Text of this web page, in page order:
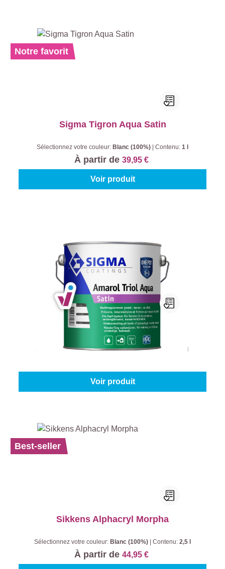
Notre favorit
Sigma Tigron Aqua Satin
Sélectionnez votre couleur: Blanc (100%) Contenu: 1 l
À partir de 39,95 €
Voir produit
Sigma Amarol Triol Aqua Satin
Sélectionnez votre couleur:Blanc (100%)| Contenu:
Voir produit
Best-seller
Sikkens Alphacryl Morpha
Sélectionnez votre couleur: Blanc (100%) Contenu: 2,5 l
À partir de 44,95 €